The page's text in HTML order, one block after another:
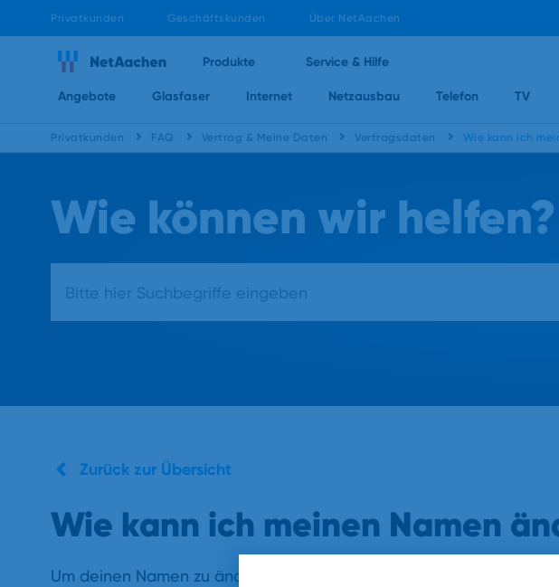
Privatkunden Geschäftskunden Über NetAachen
Produkte Service & Hilfe
Angebote Glasfaser Internet Netzausbau Telefon TV
Privatkunden FAQ Vertrag & Meine Daten Vertragsdaten Wie kann ich
Wie können wir helfen?
Zurück zur Übersicht
Wie kann ich meinen Namen
Um deinen Namen zu ändern, benötigen wir die entsprechende